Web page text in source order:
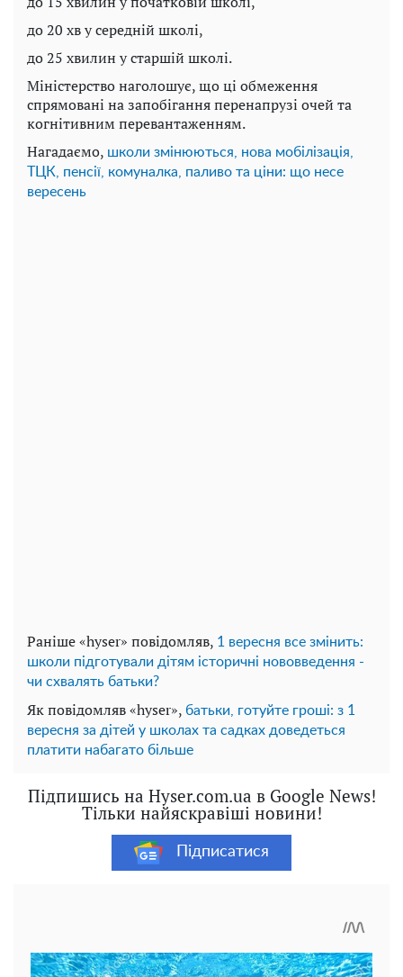
до 20 хв у середній школі,
до 25 хвилин у старшій школі.
Міністерство наголошує, що ці обмеження
спрямовані на запобігання перенапрузі очей та
когнітивним перевантаженням.
Нагадаємо, школи змінюються, нова мобілізація,
ТЦК, пенсії, комуналка, паливо та ціни: що несе
вересень
Раніше «hyser» повідомляв, 1 вересня все змінить:
школи підготували дітям історичні нововведення -
чи схвалять батьки?
Як повідомляв «hyser», батьки, готуйте гроші: з 1
вересня за дітей у школах та садках доведеться
платити набагато більше
Підпишись на Hyser.com.ua в Google News!
Тільки найяскравіші новини!
Підписатися